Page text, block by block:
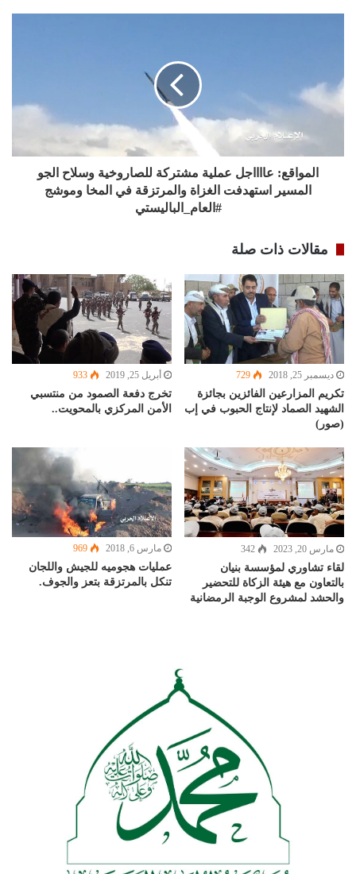
المواقع: عااااجل عملية مشتركة للصاروخية وسلاح الجو
المسير استهدفت الغزاة والمرتزقة في المخا وموشج
#العام_الباليستي
مقالات ذات صلة
ديسمبر 25, 2018 729
تكريم المزارعين الفائزين بجائزة
الشهيد الصماد لإنتاج الحبوب في إب
(صور)
أبريل 25, 2019 933
تخرج دفعة الصمود من منتسبي
الأمن المركزي بالمحويت..
مارس 20, 2023 342
لقاء تشاوري لمؤسسة بنيان
بالتعاون مع هيئة الزكاة للتحضير
والحشد لمشروع الوجبة الرمضانية
مارس 6, 2018 969
عمليات هجوميه للجيش واللجان
تنكل بالمرتزقة بتعز والجوف.